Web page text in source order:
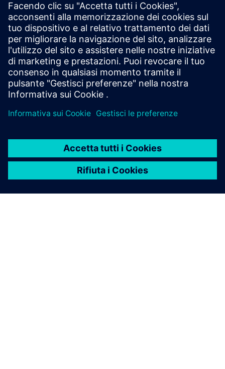
• Interazione in linguaggio naturale con i dati
dell'officina
• Generazione di informazioni e analisi predittiva
• Esecuzione controllata dei comandi operativi